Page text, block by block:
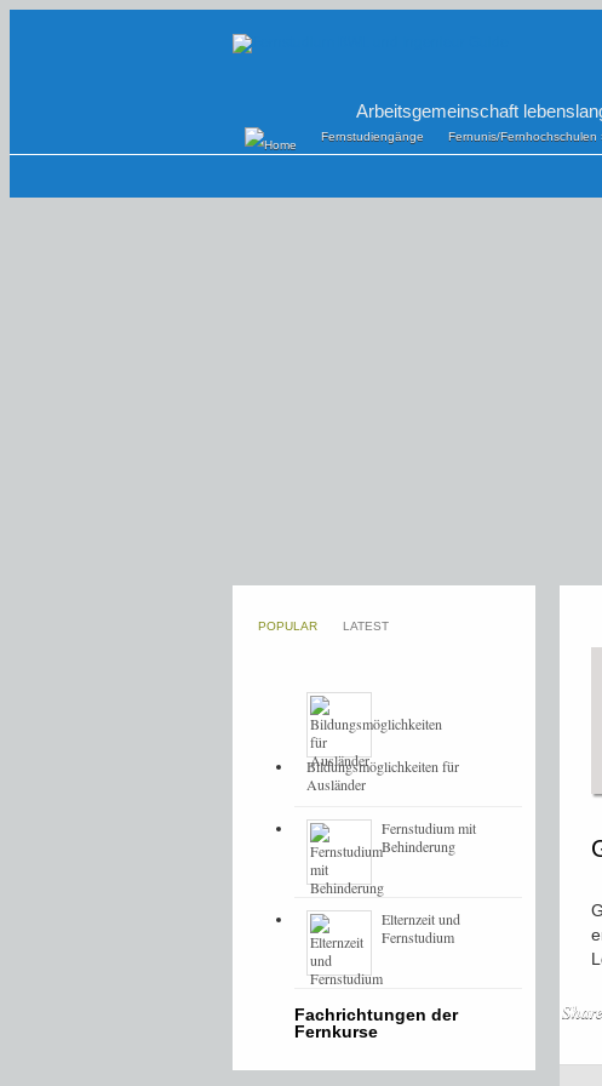
Arbeitsgemeinschaft
Fernstudiengänge Fernunis/Fernhochschulen
Share
POPULAR LATEST
Bildungsmöglichkeiten für
Ausländer
Fernstudium mit
Behinderung
Elternzeit und
Fernstudium
Fachrichtungen der
Fernkurse